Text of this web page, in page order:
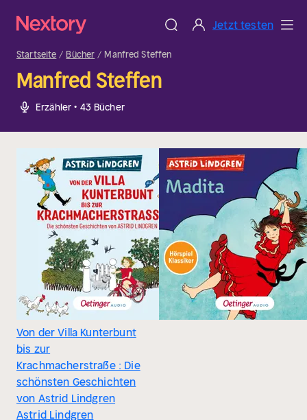
Jetzt testen
Startseite Bücher Manfred Steffen
Manfred Steffen
Erzähler • 43 Bücher
Von der Villa Kunterbunt
bis zur
Krachmacherstraße : Die
schönsten Geschichten
von Astrid Lindgren
Astrid Lindgren